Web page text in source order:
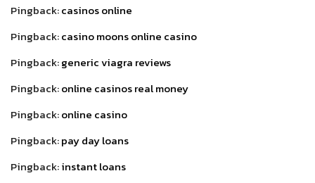
Pingback:casinos online
Pingback:casino moons online casino
Pingback:generic viagra reviews
Pingback:online casinos real money
Pingback:online casino
Pingback:pay day loans
Pingback:instant loans